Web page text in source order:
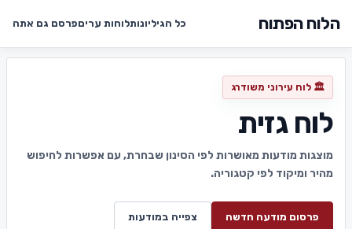
הלוח הפתוח כל הגיליונותלוחות עריםפרסם גם אתה
🏛️ לוח עירוני משודרג
לוח גזית
מוצגות מודעות מאושרות לפי הסינון שבחרת, עם אפשרות לחיפוש
מהיר ומיקוד לפי קטגוריה.
פרסום מודעה חדשה צפייה במודעות